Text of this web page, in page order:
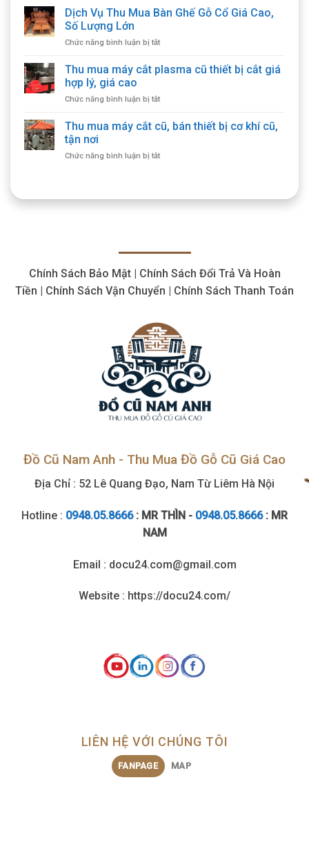
Dịch Vụ Thu Mua Bàn Ghế Gỗ Cổ Giá Cao,
Số Lượng Lớn
Chức năng bình luận bị tắtở
Vụ
Bàn
Gỗ
Cao,
Thu mua máy cắt plasma cũ thiết bị cắt giá
hợp lý, giá cao
Chức năng bình luận bị tắtở
mua
máy
plasma
giá
Thu mua máy cắt cũ, bán thiết bị cơ khí cũ,
tận nơi
Chức năng bình luận bị tắtở
cắt
khí
cũ,
tận
Chính Sách Bảo Mật | Chính Sách Đổi Trả Và Hoàn
Tiền | Chính Sách Vận Chuyển | Chính Sách Thanh Toán
Đồ Cũ Nam Anh - Thu Mua Đồ Gỗ Cũ Giá Cao
Địa Chỉ : 52 Lê Quang Đạo, Nam Từ Liêm Hà Nội
Hotline : 0948.05.8666 : MR THÌN - 0948.05.8666: MR
NAM
Email : docu24.com@gmail.com
Website : https://docu24.com/
LIÊN HỆ VỚI CHÚNG TÔI
FANPAGE MAP